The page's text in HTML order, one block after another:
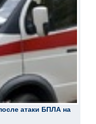
атаки БПЛА на